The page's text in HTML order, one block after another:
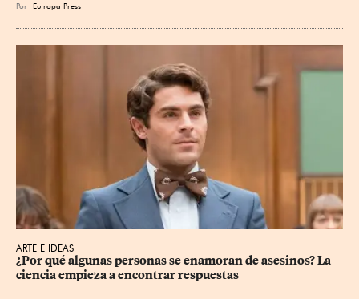
Por Eu ropa Press
ARTE E IDEAS
¿Por qué algunas personas se enamoran de asesinos? La
ciencia empieza a encontrar respuestas